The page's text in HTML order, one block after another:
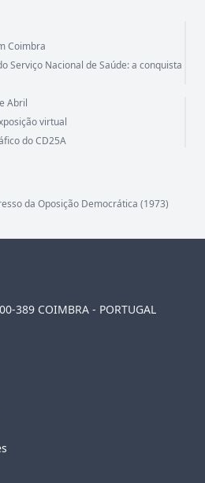
Coimbra
Serviço Nacional de Saúde: a conquista
Abril
virtual
do CD25A
da Oposição Democrática (1973)
389 COIMBRA - PORTUGAL